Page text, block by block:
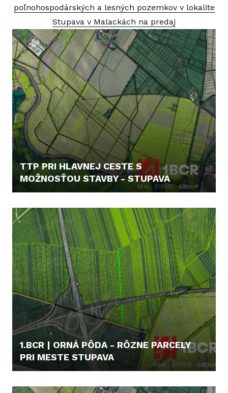
poľnohospodárských a lesných pozemkov v lokalite
Stupava v Malackách na predaj
TTP PRI HLAVNEJ CESTE S
MOŽNOSŤOU STAVBY - STUPAVA
1.BCR | ORNÁ PÔDA - RÔZNE PARCELY
PRI MESTE STUPAVA